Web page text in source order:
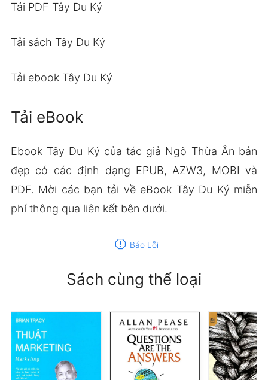
Tải PDF Tây Du Ký
Tải sách Tây Du Ký
Tải ebook Tây Du Ký
Tải eBook
Ebook Tây Du Ký của tác giả Ngô Thừa Ân bản
đẹp có các định dạng EPUB, AZW3, MOBI và
PDF. Mời các bạn tải về eBook Tây Du Ký miễn
phí thông qua liên kết bên dưới.
report Báo Lỗi
Sách cùng thể loại